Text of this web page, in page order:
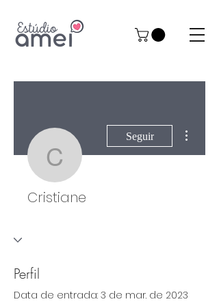
Cristiane
Seguir
Cristiane
Perfil
Data de entrada: 3 de mar. de 2023